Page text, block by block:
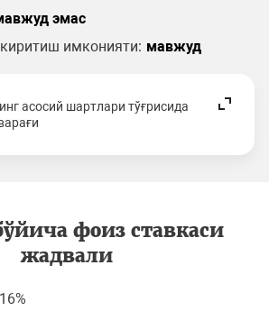
эмас
имконияти: мавжуд
асосий шартлари тўғрисида
фоиз ставкаси
жадвали